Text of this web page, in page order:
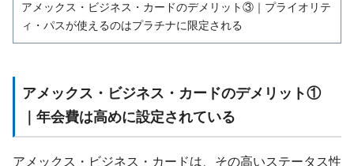
アメックス・ビジネス・カードのデメリット③｜プライオリテ
ィ・パスが使えるのはプラチナに限定される
アメックス・ビジネス・カードのデメリット①
｜年会費は高めに設定されている
アメックス・ビジネス・カードは、その高いステータス性